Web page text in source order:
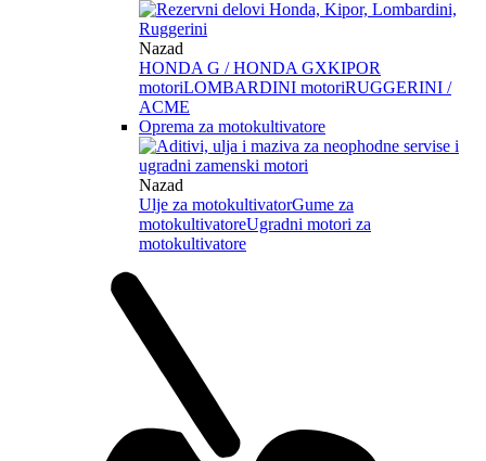
Nazad
HONDA G / HONDA GXKIPOR
motoriLOMBARDINI motoriRUGGERINI /
ACME
Oprema za motokultivatore
Nazad
Ulje za motokultivatorGume za
motokultivatoreUgradni motori za
motokultivatore